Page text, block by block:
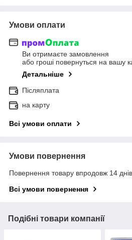
Умови оплати
Ви отримаєте замовлення
або гроші повернуться на вашу
Детальніше
Післяплата
на карту
Всі умови оплати
Умови повернення
Повернення товару впродовж 14
Всі умови повернення
Подібні товари компанії